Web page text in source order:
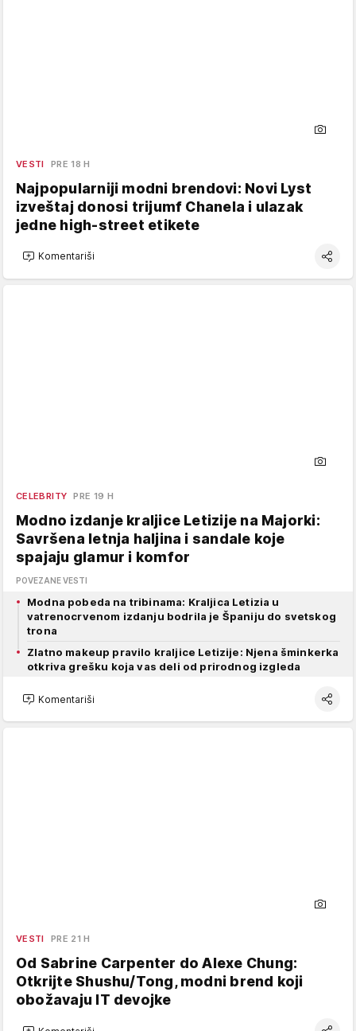
VESTI PRE 18 H
Najpopularniji modni brendovi: Novi Lyst
izveštaj donosi trijumf Chanela i ulazak
jedne high-street etikete
Komentariši
CELEBRITY PRE 19 H
Modno izdanje kraljice Letizije na Majorki:
Savršena letnja haljina i sandale koje
spajaju glamur i komfor
POVEZANE VESTI
Modna pobeda na tribinama: Kraljica Letizia u
vatrenocrvenom izdanju bodrila je Španiju do svetskog
trona
Zlatno makeup pravilo kraljice Letizije: Njena šminkerka
otkriva grešku koja vas deli od prirodnog izgleda
Komentariši
VESTI PRE 21 H
Od Sabrine Carpenter do Alexe Chung:
Otkrijte Shushu/Tong, modni brend koji
obožavaju IT devojke